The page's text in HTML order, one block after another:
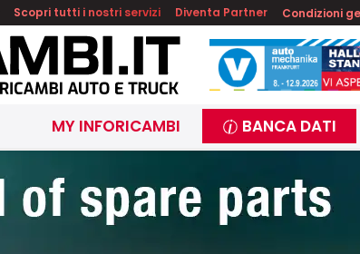
Scopri tutti i nostri servizi Diventa Partner Condizioni
MY INFORICAMBI BANCA DATI